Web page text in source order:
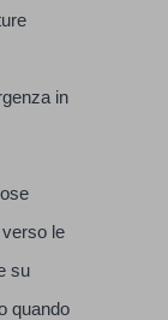
in
le
su
quando